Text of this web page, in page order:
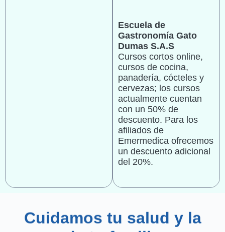
Escuela de
Gastronomía Gato
Dumas S.A.S
Cursos cortos online,
cursos de cocina,
panadería, cócteles y
cervezas; los cursos
actualmente cuentan
con un 50% de
descuento. Para los
afiliados de
Emermedica ofrecemos
un descuento adicional
del 20%.
Cuidamos tu salud y la